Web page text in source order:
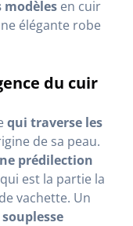
modèles en cuir
élégante robe
du cuir
qui traverse les
de sa peau.
prédilection
est la partie la
vachette. Un